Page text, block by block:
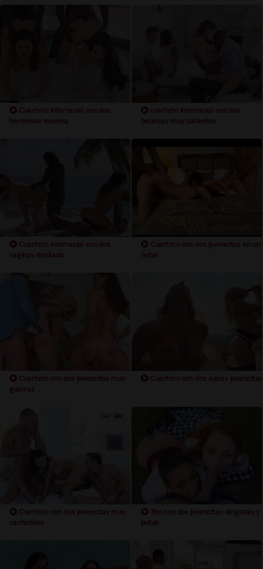
Cuarteto interracial con dos
hermosas morena
cuarteto interracial con dos
bellezas muy calientes
Cuarteto interracial con dos
vaginas depilada
Cuarteto con dos jovencitas en un
hotel
Cuarteto con dos jovencitas muy
guarras
Cuarteto con dos rubias jovencitas
Cuarteto con dos jovencitas muy
cachondas
Trio con dos jovencitas delgadas y
putas